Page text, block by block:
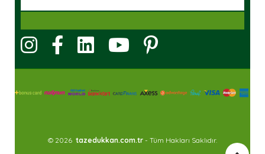
© 2026 tazedukkan.com.tr - Tüm Hakları Saklıdır.